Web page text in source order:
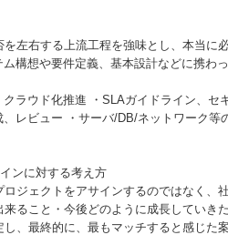
左右する上流工程を強味とし、本当に
構想や要件定義、基本設計などに携わ
クラウド化推進 ・SLAガイドライン、セ
、レビュー ・サーバ/DB/ネットワーク
ンに対する考え方
ジェクトをアサインするのではなく、
来ること・今後どのように成長していき
、最終的に、最もマッチすると感じた